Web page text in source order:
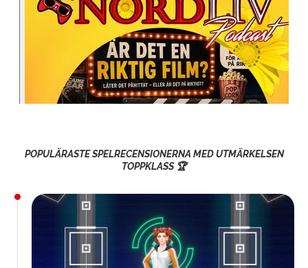
POPULÄRASTE SPELRECENSIONERNA MED UTMÄRKELSEN
TOPPKLASS 🏆